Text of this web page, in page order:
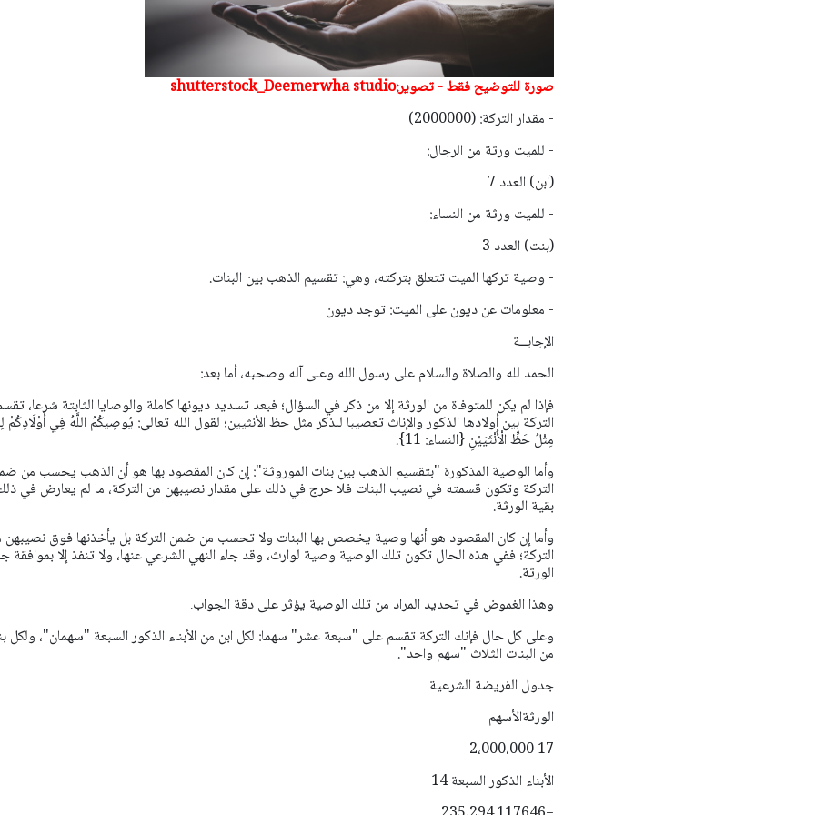
صورة للتوضيح فقط - تصوير:shutterstock_Deemerwha studio
- مقدار التركة: (2000000)
- للميت ورثة من الرجال:
(ابن) العدد 7
- للميت ورثة من النساء:
(بنت) العدد 3
- وصية تركها الميت تتعلق بتركته، وهي: تقسيم الذهب بين البنات.
- معلومات عن ديون على الميت: توجد ديون
الإجابــة
الحمد لله والصلاة والسلام على رسول الله وعلى آله وصحبه، أما بعد:
فإذا لم يكن للمتوفاة من الورثة إلا من ذكر في السؤال؛ فبعد تسديد ديونها كاملة والوصايا الثابتة شرعا،
التركة بين أولادها الذكور والإناث تعصيبا للذكر مثل حظ الأنثيين؛ لقول الله تعالى: يُوصِيكُمُ اللَّهُ فِي أَوْلَادِكُمْ
مِثْلُ حَظِّ الْأُنْثَيَيْنِ {النساء: 11}.
وأما الوصية المذكورة "بتقسيم الذهب بين بنات الموروثة": إن كان المقصود بها هو أن الذهب يحسب من
التركة وتكون قسمته في نصيب البنات فلا حرج في ذلك على مقدار نصيبهن من التركة، ما لم يعارض في
بقية الورثة.
وأما إن كان المقصود هو أنها وصية يخصص بها البنات ولا تحسب من ضمن التركة بل يأخذنها فوق نصيبهن
التركة؛ ففي هذه الحال تكون تلك الوصية وصية لوارث، وقد جاء النهي الشرعي عنها، ولا تنفذ إلا بموافقة
الورثة.
وهذا الغموض في تحديد المراد من تلك الوصية يؤثر على دقة الجواب.
وعلى كل حال فإنك التركة تقسم على "سبعة عشر" سهما: لكل ابن من الأبناء الذكور السبعة "سهمان"، ولكل
من البنات الثلاث "سهم واحد".
جدول الفريضة الشرعية
الورثةالأسهم
17 2،000،000
الأبناء الذكور السبعة 14